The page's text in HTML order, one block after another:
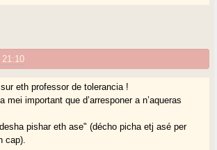
21:10
eth professor de tolerancia !
mei important que d’arresponer a n’aqueras
pishar eth ase" (décho picha etj asé per
cap).